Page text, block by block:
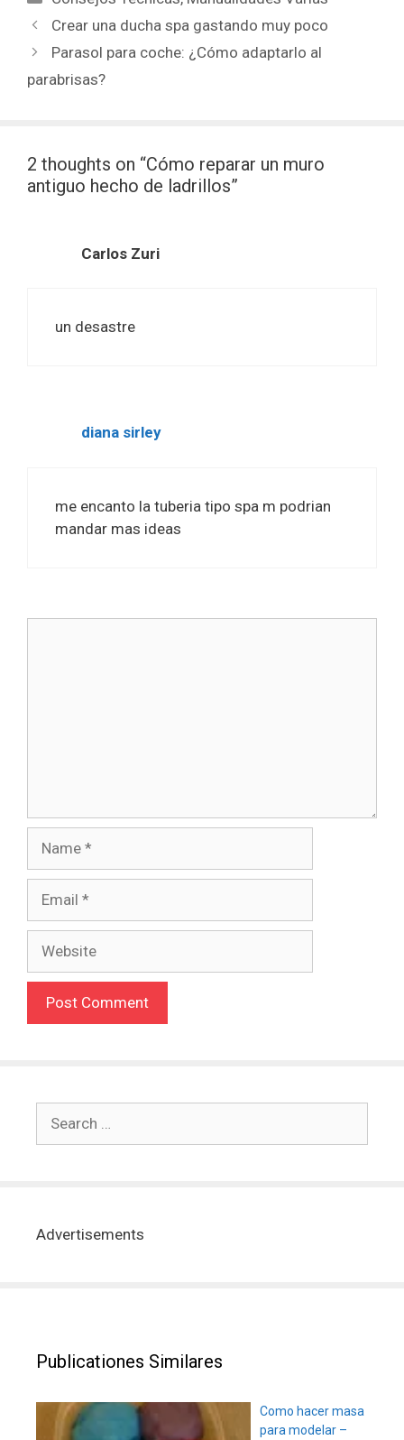
Crear una ducha spa gastando muy poco
Parasol para coche: ¿Cómo adaptarlo al
parabrisas?
2 thoughts on “Cómo reparar un muro
antiguo hecho de ladrillos”
Carlos Zuri
un desastre
diana sirley
me encanto la tuberia tipo spa m podrian
mandar mas ideas
Advertisements
Publicationes Similares
Como hacer masa
para modelar –